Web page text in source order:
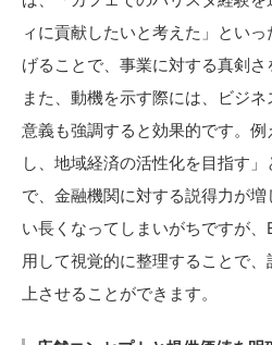
ィに貢献したいと考えた」とい
げることで、事業に対する真剣さ
また、動機を示す際には、ビジ
意義も強調すると効果的です。
し、地域経済の活性化を目指す
で、金融機関に対する説得力が
い長くなってしまいがちですが
用して視覚的に整理することで
上させることができます。